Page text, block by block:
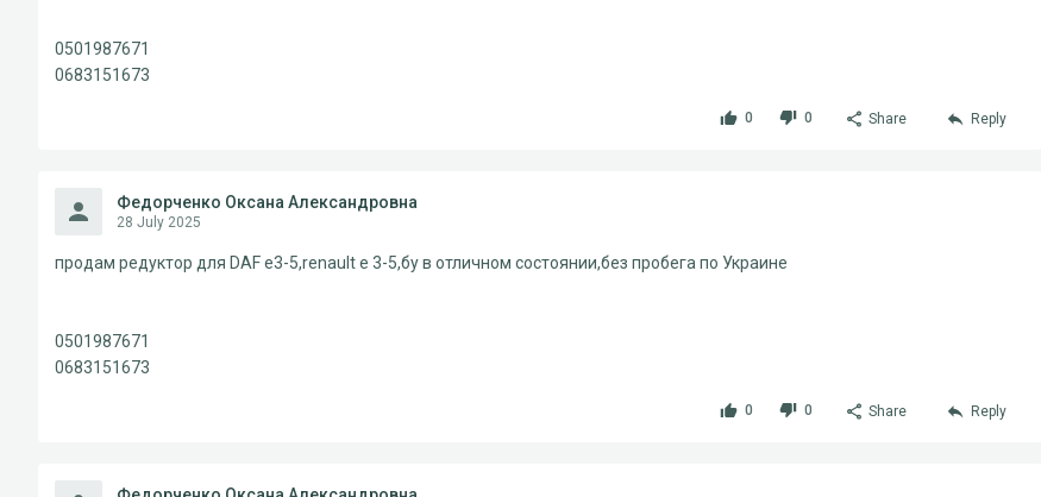
0501987671
0683151673
0 0 Share Reply
Федорченко Оксана Александровна
28 July 2025
продам редуктор для DAF e3-5,renault e 3-5,бу в отличном состоянии,без пробега по Украине
0501987671
0683151673
0 0 Share Reply